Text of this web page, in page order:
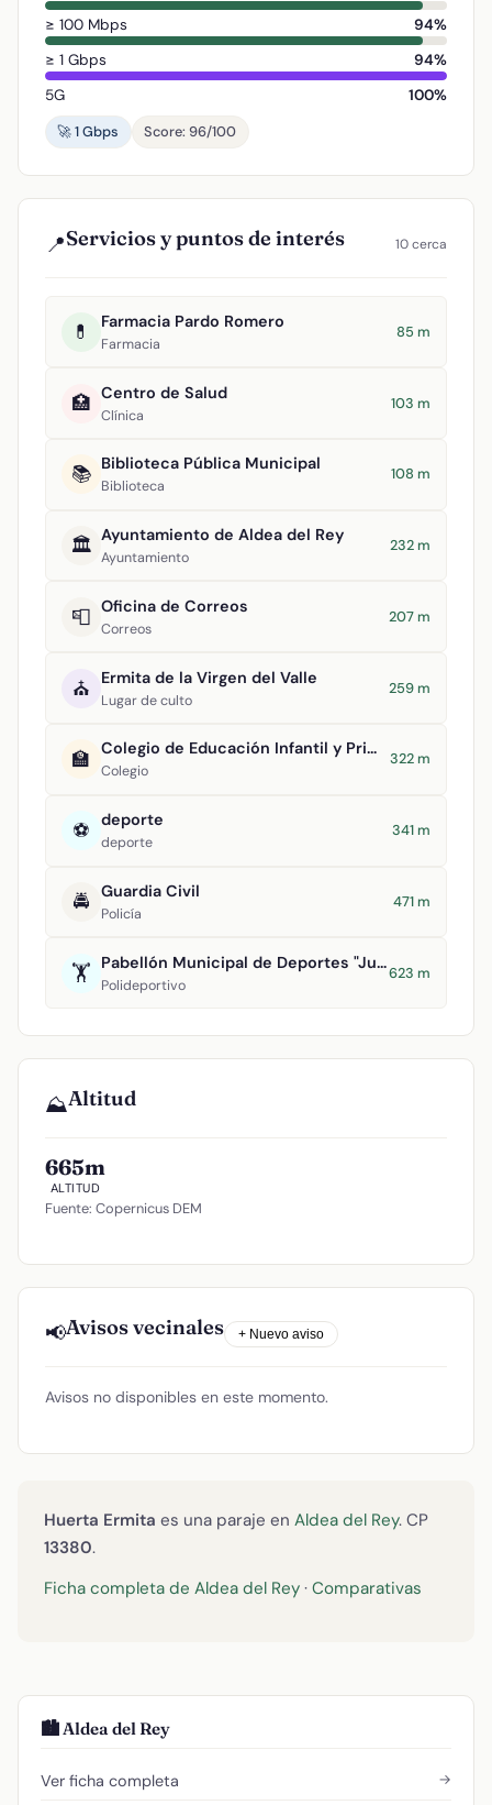
≥ 100 Mbps
94%
≥ 1 Gbps
94%
5G
100%
🚀 1 Gbps
Score: 96/100
📍Servicios y puntos de interés 10 cerca
💊 Farmacia Pardo Romero
Farmacia
85 m
🏥 Centro de Salud
Clínica
103 m
📚 Biblioteca Pública Municipal
Biblioteca
108 m
🏛️ Ayuntamiento de Aldea del Rey
Ayuntamiento
232 m
📮 Oficina de Correos
Correos
207 m
⛪ Ermita de la Virgen del Valle
Lugar de culto
259 m
🏫 Colegio de Educación Infantil y Primaria Maestro Navas
Colegio
322 m
⚽ deporte
deporte
341 m
🚔 Guardia Civil
Policía
471 m
🏋️ Pabellón Municipal de Deportes "Juan Carlos I"
Polideportivo
623 m
⛰️Altitud
665m
ALTITUD
Fuente: Copernicus DEM
📢Avisos vecinales + Nuevo aviso
Avisos no disponibles en este momento.
Huerta Ermita es una paraje en Aldea del Rey. CP
13380.
Ficha completa de Aldea del Rey · Comparativas
🏙️ Aldea del Rey
Ver ficha completa →